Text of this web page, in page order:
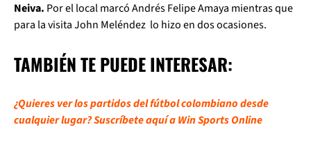
Neiva. Por el local marcó Andrés Felipe Amaya mientras que
para la visita John Meléndez lo hizo en dos ocasiones.
TAMBIÉN TE PUEDE INTERESAR:
¿Quieres ver los partidos del fútbol colombiano desde
cualquier lugar? Suscríbete aquí a Win Sports Online